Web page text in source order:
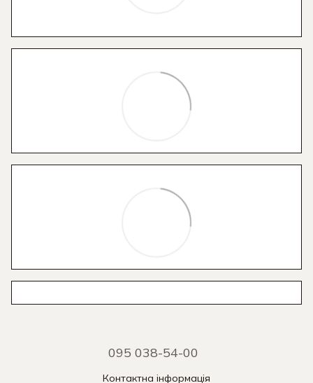
095 038-54-00
Контактна інформація